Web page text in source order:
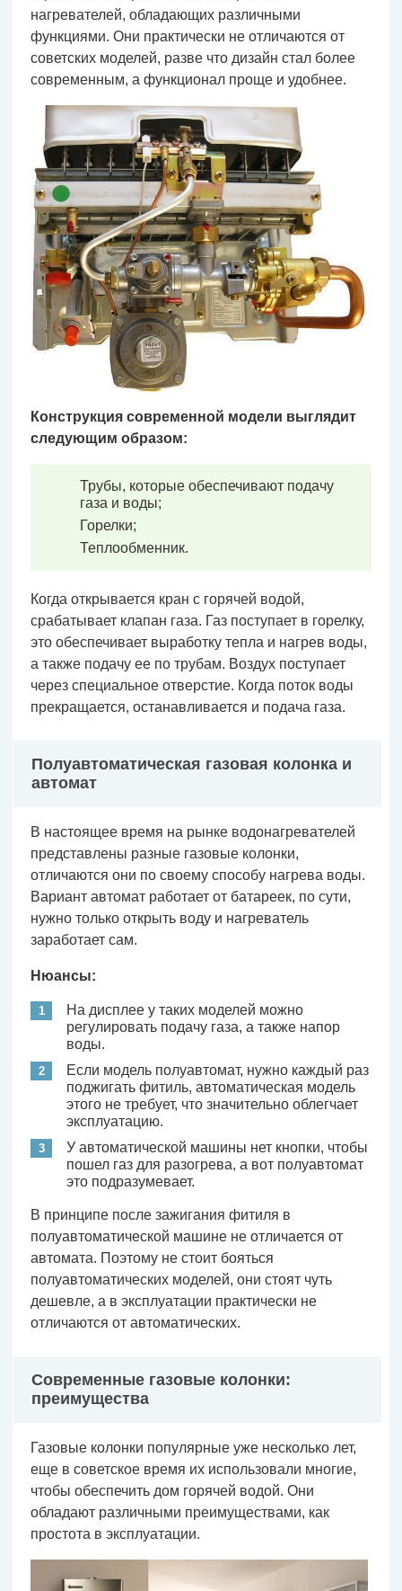
нагревателей, обладающих различными
функциями. Они практически не отличаются от
советских моделей, разве что дизайн стал более
современным, а функционал проще и удобнее.
Конструкция современной модели выглядит
следующим образом:
Трубы, которые обеспечивают подачу
газа и воды;
Горелки;
Теплообменник.
Когда открывается кран с горячей водой,
срабатывает клапан газа. Газ поступает в горелку,
это обеспечивает выработку тепла и нагрев воды,
а также подачу ее по трубам. Воздух поступает
через специальное отверстие. Когда поток воды
прекращается, останавливается и подача газа.
Полуавтоматическая газовая колонка и
автомат
В настоящее время на рынке водонагревателей
представлены разные газовые колонки,
отличаются они по своему способу нагрева воды.
Вариант автомат работает от батареек, по сути,
нужно только открыть воду и нагреватель
заработает сам.
Нюансы:
На дисплее у таких моделей можно
регулировать подачу газа, а также напор
воды.
Если модель полуавтомат, нужно каждый раз
поджигать фитиль, автоматическая модель
этого не требует, что значительно облегчает
эксплуатацию.
У автоматической машины нет кнопки, чтобы
пошел газ для разогрева, а вот полуавтомат
это подразумевает.
В принципе после зажигания фитиля в
полуавтоматической машине не отличается от
автомата. Поэтому не стоит бояться
полуавтоматических моделей, они стоят чуть
дешевле, а в эксплуатации практически не
отличаются от автоматических.
Современные газовые колонки:
преимущества
Газовые колонки популярные уже несколько лет,
еще в советское время их использовали многие,
чтобы обеспечить дом горячей водой. Они
обладают различными преимуществами, как
простота в эксплуатации.